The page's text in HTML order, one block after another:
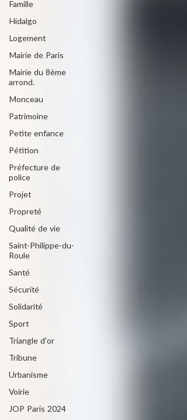
Famille
Hidalgo
Logement
Mairie de Paris
Mairie du 8ème
arrond.
Monceau
Patrimoine
Petite enfance
Pétition
Préfecture de
police
Projet
Propreté
Qualité de vie
Saint-Philippe-du-
Roule
Santé
Sécurité
Solidarité
Sport
Triangle d'or
Tribune
Urbanisme
Voirie
JOP Paris 2024